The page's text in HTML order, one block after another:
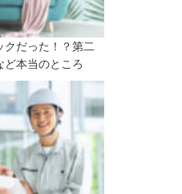
クだった！？第二
ど本当のところ